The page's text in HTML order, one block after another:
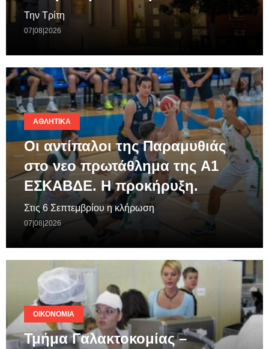
Την Τρίτη
07|08|2026
ΑΘΛΗΤΙΚΆ
Οι αντίπαλοι της Παραμυθιάς
στο νεο πρωτάθλημα της A1
ΕΣΚΑΒΔΕ. Η προκήρυξη.
Στις 6 Σεπτεμβρίου η κλήρωση
07|08|2026
ΟΙΚΟΝΟΜΊΑ
Τμήμα Γαλακτοκομίας –